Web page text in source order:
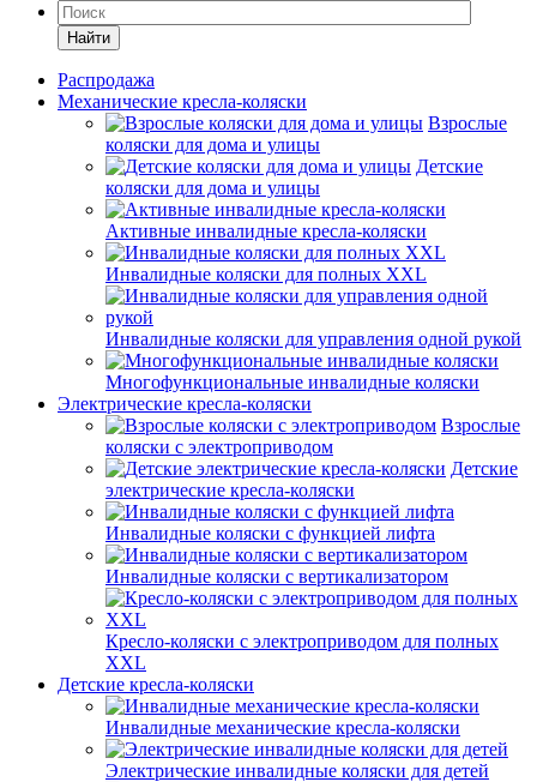
Найти
Распродажа
Механические кресла-коляски
Взрослые
коляски для дома и улицы
Детские
коляски для дома и улицы
Активные инвалидные кресла-коляски
Инвалидные коляски для полных XXL
Инвалидные коляски для управления одной рукой
Многофункциональные инвалидные коляски
Электрические кресла-коляски
Взрослые
коляски с электроприводом
Детские
электрические кресла-коляски
Инвалидные коляски с функцией лифта
Инвалидные коляски с вертикализатором
Кресло-коляски с электроприводом для полных
XXL
Детские кресла-коляски
Инвалидные механические кресла-коляски
Электрические инвалидные коляски для детей